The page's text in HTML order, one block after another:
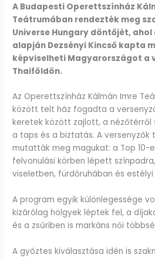
A Budapesti Operettszínház
Teátrumában rendezték meg
Universe Hungary döntőjét, ahol
alapján Dezsényi Kincső kapta
képviselheti Magyarországot a
Thaiföldön.
Az Operettszínház Kálmán Imre
között telt ház fogadta a
keretek között zajlott, a
a taps és a biztatás. A versenyzők
mutatták meg magukat: a Top 10-
felvonulási körben lépett
viseletben, fürdőruhában és estélyi
A program egyik különlegessége
kizárólag hölgyek léptek fel, a
és a zsűriben is markáns női
A győztes kiválasztása idén is